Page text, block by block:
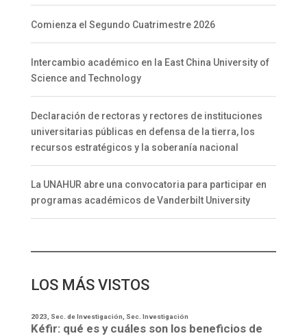
Comienza el Segundo Cuatrimestre 2026
Intercambio académico en la East China University of
Science and Technology
Declaración de rectoras y rectores de instituciones
universitarias públicas en defensa de la tierra, los
recursos estratégicos y la soberanía nacional
La UNAHUR abre una convocatoria para participar en
programas académicos de Vanderbilt University
LOS MÁS VISTOS